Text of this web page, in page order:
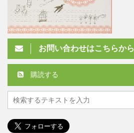
お問い合わせはこちらから
購読する